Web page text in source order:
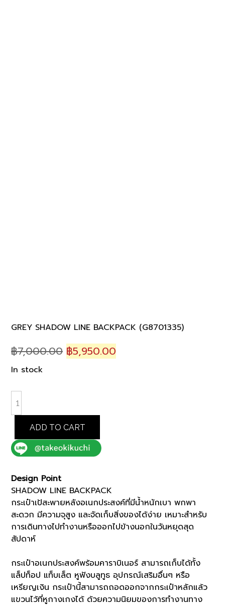
GREY SHADOW LINE BACKPACK (G8701335)
฿7,000.00 Original
฿5,950.00
In stock
SHADOW
BACKPACK
(G8701335)
quantity
ADD TO CART
Design Point
SHADOW LINE BACKPACK
กระเป๋าเป้สะพายหลังอเนกประสงค์ที่มีน้ำหนักเบา พกพา
สะดวก มีความจุสูง และจัดเก็บสิ่งของได้ง่าย เหมาะสำหรับ
การเดินทางไปทำงานหรือออกไปข้างนอกในวันหยุดสุด
สัปดาห์
กระเป๋าอเนกประสงค์พร้อมคาราบิเนอร์ สามารถเก็บได้ทั้ง
แล็ปท็อป แท็บเล็ต หูฟังบลูทูธ อุปกรณ์เสริมอื่นๆ หรือ
เหรียญเงิน กระเป๋านี้สามารถถอดออกจากกระเป๋าหลักแล้ว
แขวนไว้ที่หูกางเกงได้ ด้วยความนิยมของการทำงานทาง